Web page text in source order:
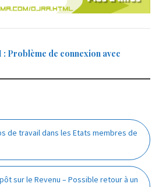
: Problème de connexion avec
de travail dans les Etats membres de
sur le Revenu – Possible retour à un